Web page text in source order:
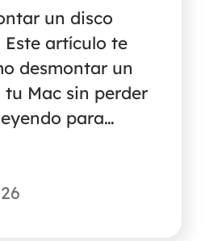
un disco
Este artículo te
desmontar un
Mac sin perder
para